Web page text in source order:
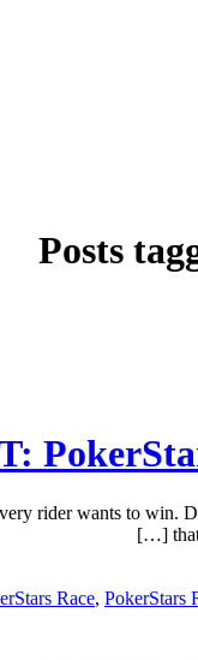
Posts
rider wants to win.
Race, PokerStars